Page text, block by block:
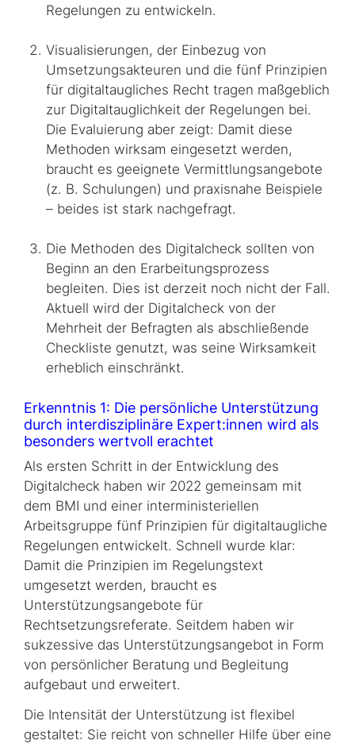
Regelungen zu entwickeln.
Visualisierungen, der Einbezug von
Umsetzungsakteuren und die fünf Prinzipien
für digitaltaugliches Recht tragen maßgeblich
zur Digitaltauglichkeit der Regelungen bei.
Die Evaluierung aber zeigt: Damit diese
Methoden wirksam eingesetzt werden,
braucht es geeignete Vermittlungsangebote
(z. B. Schulungen) und praxisnahe Beispiele
– beides ist stark nachgefragt.
Die Methoden des Digitalcheck sollten von
Beginn an den Erarbeitungsprozess
begleiten. Dies ist derzeit noch nicht der Fall.
Aktuell wird der Digitalcheck von der
Mehrheit der Befragten als abschließende
Checkliste genutzt, was seine Wirksamkeit
erheblich einschränkt.
Erkenntnis 1: Die persönliche Unterstützung
durch interdisziplinäre Expert:innen wird als
besonders wertvoll erachtet
Als ersten Schritt in der Entwicklung des
Digitalcheck haben wir 2022 gemeinsam mit
dem BMI und einer interministeriellen
Arbeitsgruppe fünf Prinzipien für digitaltaugliche
Regelungen entwickelt. Schnell wurde klar:
Damit die Prinzipien im Regelungstext
umgesetzt werden, braucht es
Unterstützungsangebote für
Rechtsetzungsreferate. Seitdem haben wir
sukzessive das Unterstützungsangebot in Form
von persönlicher Beratung und Begleitung
aufgebaut und erweitert.
Die Intensität der Unterstützung ist flexibel
gestaltet: Sie reicht von schneller Hilfe über eine